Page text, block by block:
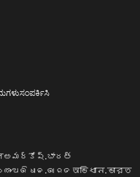
ಸಂಪರ್ಕಿಸಿ
అమర్కోష్.భారత్
ଅଭିଧାନ.ଭାରତ অভিধান.ভারত